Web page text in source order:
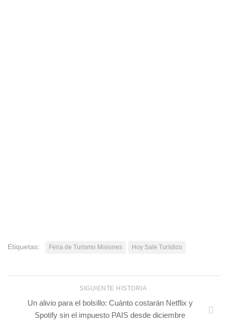
Etiquetas: Feria de Turismo Misiones Hoy Sale Turístico
SIGUIENTE HISTORIA
Un alivio para el bolsillo: Cuánto costarán Netflix y
Spotify sin el impuesto PAIS desde diciembre